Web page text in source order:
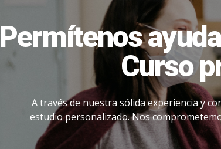
Permítenos
Curso
A través de nuestra sólida experiencia y
estudio personalizado. Nos